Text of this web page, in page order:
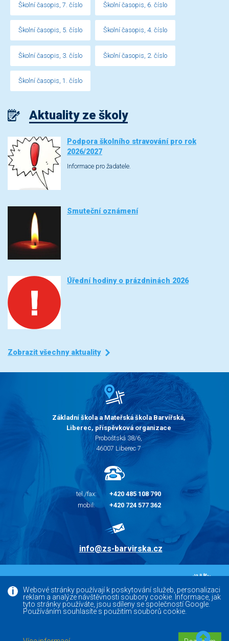
Webové stránky používají k poskytování služeb, personalizaci
reklam a analýze návštěvnosti soubory cookie. Informace, jak
tyto stránky používáte, jsou sdíleny se společností Google.
Používáním souhlasíte s použitím souborů cookie.
Školní časopis, 7. číslo Školní časopis, 6. číslo
Školní časopis, 5. číslo Školní časopis, 4. číslo
Školní časopis, 3. číslo Školní časopis, 2. číslo
Školní časopis, 1. číslo
Aktuality ze školy
Podpora školního stravování pro rok
2026/2027
Informace pro žadatele.
Smuteční oznámení
Úřední hodiny o prázdninách 2026
Zobrazit všechny aktuality
Základní škola a Mateřská škola Barvířská,
Liberec, příspěvková organizace
Proboštská 38/6,
46007 Liberec 7
tel./fax:
+420 485 108 790
mobil:
+420 724 577 362
info@zs-barvirska.cz
Facebook
Versoft.cz - tvorba www webových stránek, internetových